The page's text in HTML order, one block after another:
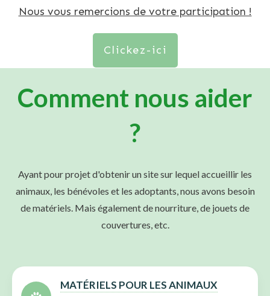
Nous vous remercions de votre participation !
Clickez-ici
Comment nous aider
?
Ayant pour projet d'obtenir un site sur lequel accueillir les
animaux, les bénévoles et les adoptants, nous avons besoin
de matériels. Mais également de nourriture, de jouets de
couvertures, etc.
MATÉRIELS POUR LES ANIMAUX